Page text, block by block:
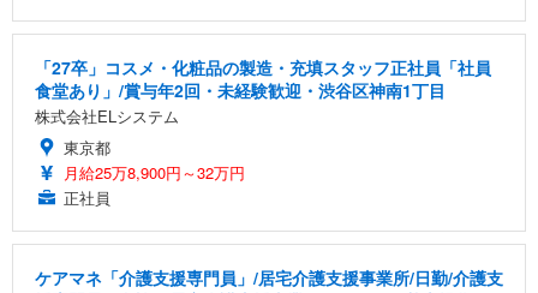
「27卒」コスメ・化粧品の製造・充填スタッフ正社員「社員
食堂あり」/賞与年2回・未経験歓迎・渋谷区神南1丁目
株式会社ELシステム
東京都
月給25万8,900円～32万円
正社員
ケアマネ「介護支援専門員」/居宅介護支援事業所/日勤/介護支